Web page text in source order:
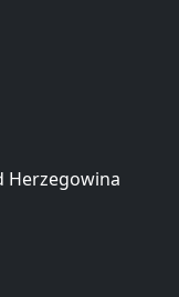
Herzegowina